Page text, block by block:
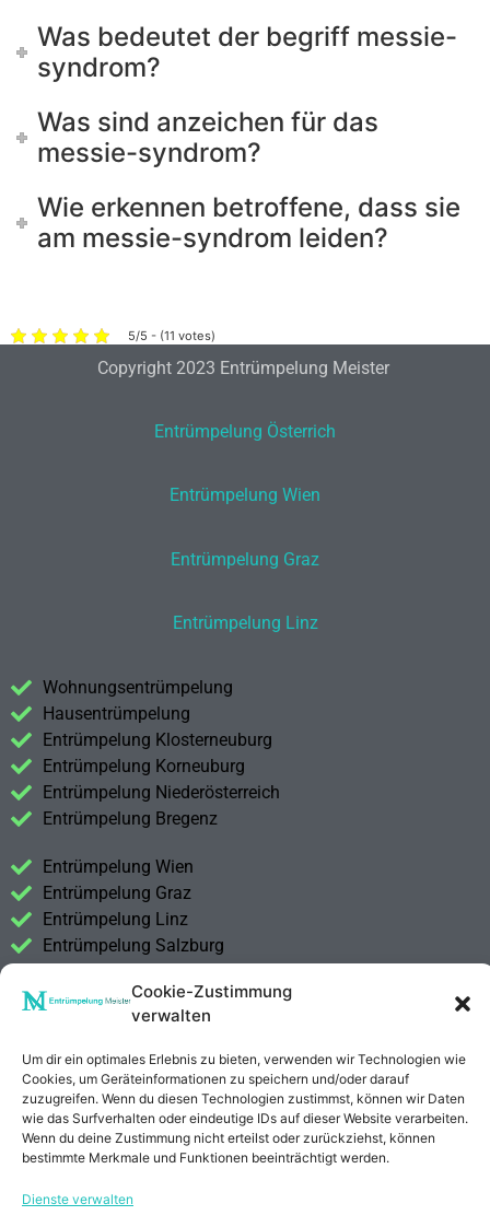
Cookie-Zustimmung
verwalten
Um dir ein optimales Erlebnis zu bieten, verwenden wir Technologien wie
Cookies, um Geräteinformationen zu speichern und/oder darauf
zuzugreifen. Wenn du diesen Technologien zustimmst, können wir Daten
wie das Surfverhalten oder eindeutige IDs auf dieser Website verarbeiten.
Wenn du deine Zustimmung nicht erteilst oder zurückziehst, können
bestimmte Merkmale und Funktionen beeinträchtigt werden.
Dienste verwalten
Was bedeutet der begriff messie-
syndrom?
Was sind anzeichen für das
messie-syndrom?
Wie erkennen betroffene, dass sie
am messie-syndrom leiden?
5/5 - (11 votes)
Copyright 2023 Entrümpelung Meister
Entrümpelung Österrich
Entrümpelung Wien
Entrümpelung Graz
Entrümpelung Linz
Wohnungsentrümpelung
Hausentrümpelung
Entrümpelung Klosterneuburg
Entrümpelung Korneuburg
Entrümpelung Niederösterreich
Entrümpelung Bregenz
Entrümpelung Wien
Entrümpelung Graz
Entrümpelung Linz
Entrümpelung Salzburg
Entrümpelung Steiermark
Impressum
Datenschutzerklärung
Anrufen E-Mail